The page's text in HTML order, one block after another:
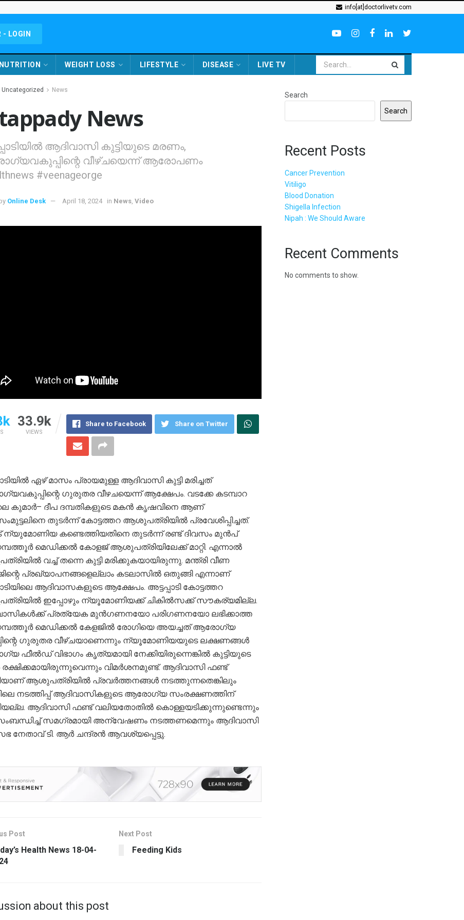
info[at]doctorlivetv.com
- LOGIN
NUTRITION WEIGHT LOSS LIFESTYLE DISEASE LIVE TV
Uncategorized News
News
ആദിവാസി കുട്ടിയുടെ മരണം,
വീഴ്ചയെന്ന് ആരോപണം
#veenageorge
Online Desk April 18, 2024 in News, Video
33.9k
VIEWS
Share to Facebook Share on Twitter
ഏഴ് മാസം പ്രായമുള്ള ആദിവാസി കുട്ടി മരിച്ചത്
ഗുരുതര വീഴചയെന്ന് ആക്ഷേപം. വടക്കേ കടമ്പാറ
കുമാർ– ദീപ ദമ്പതികളുടെ മകൻ കൃഷവിനെ ആണ്
തുടർന്ന് കോട്ടത്തറ ആശുപത്രിയിൽ പ്രവേശിപ്പിച്ചത്.
ന്യുമോണിയ കണ്ടെത്തിയതിനെ തുടർന്ന് രണ്ട് ദിവസം മുൻപ്
മെഡിക്കൽ കോളജ് ആശുപത്രിയിലേക്ക് മാറ്റി. എന്നാൽ
വച്ച് തന്നെ കുട്ടി മരിക്കുകയായിരുന്നു. മന്ത്രി വീണ
പ്രഖ്യാപനങ്ങളെല്ലാം കടലാസിൽ ഒതുങ്ങി എന്നാണ്
ആദിവാസകളുടെ ആക്ഷേപം. അട്ടപ്പാടി കോട്ടത്തറ
ഇപ്പോഴും ന്യൂമോണിയക്ക് ചികിൽസക്ക് സൗകര്യമില്ല.
പ്രത്യേക മുൻഗണനയോ പരിഗണനയോ ലഭിക്കാത്ത
മെഡിക്കൽ കേളജിൽ രോഗിയെ അയച്ചത് ആരോഗ്യ
ഗുരുതര വീഴ്ചയാണെന്നും ന്യൂമോണിയയുടെ ലക്ഷണങ്ങൾ
ഫീൽഡ് വിഭാഗം കൃത്യമായി നേക്കിയിരുന്നെങ്കിൽ കുട്ടിയുടെ
രക്ഷിക്കമായിരുന്നുവെന്നും വിമർശനമുണ്ട്. ആദിവാസി ഫണ്ട്
ആശുപത്രിയിൽ പ്രവർത്തനങ്ങൾ നടത്തുന്നതെങ്കിലും
നടത്തിപ്പ് ആദിവാസികളുടെ ആരോഗ്യ സംരക്ഷണത്തിന്
ആദിവാസി ഫണ്ട് വലിയതോതിൽ കൊള്ളയടിക്കുന്നുണ്ടെന്നും
സമഗ്രമായി അന്വേഷണം നടത്തണമെന്നും ആദിവാസി
നേതാവ് ടി. ആർ ചന്ദ്രൻ ആവശ്യപ്പെട്ടു.
Post
Health News 18-04-
Next Post
Feeding Kids
about this post
Search
Search
Recent Posts
Cancer Prevention
Vitiligo
Blood Donation
Shigella Infection
Nipah : We Should Aware
Recent Comments
No comments to show.